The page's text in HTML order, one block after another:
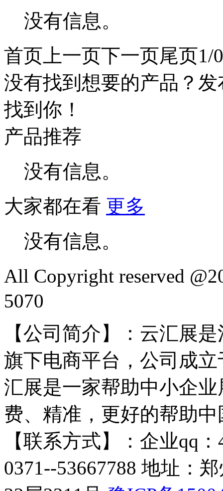
没有信息。
首页 上一页下一页尾页1/
没有找到想要的产品？
找到你！
产品推荐
没有信息。
大家都在看 更多
没有信息。
All Copyright reserved
5070
【公司简介】：云汇展
旗下电商平台，公司成
汇展是一家帮助中小企
费、精准，更好的帮助
【联系方式】：企业qq
0371--53667788 地址：